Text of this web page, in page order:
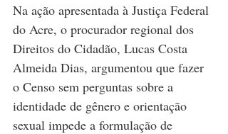
Na ação apresentada à Justiça Federal
do Acre, o procurador regional dos
Direitos do Cidadão, Lucas Costa
Almeida Dias, argumentou que fazer
o Censo sem perguntas sobre a
identidade de gênero e orientação
sexual impede a formulação de